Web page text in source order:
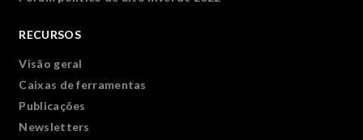
RECURSOS
Visão geral
Caixas de ferramentas
Publicações
Newsletters